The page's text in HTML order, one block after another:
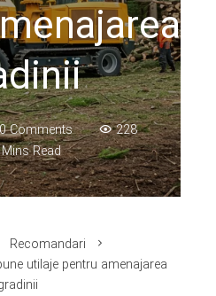
0 Comments
228
Read
Recomandari
utilaje pentru amenajarea